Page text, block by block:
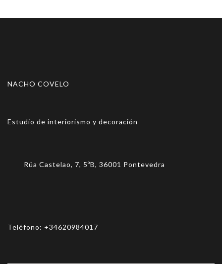
NACHO COVELO
Estudio de interiorismo y decoración
Rúa Castelao, 7, 5ºB, 36001 Pontevedra
Teléfono: +34620984017